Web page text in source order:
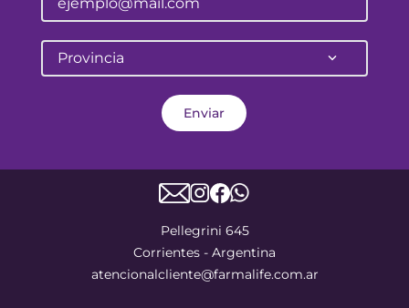
Provincia
Enviar
Pellegrini 645
Corrientes - Argentina
atencionalcliente@farmalife.com.ar